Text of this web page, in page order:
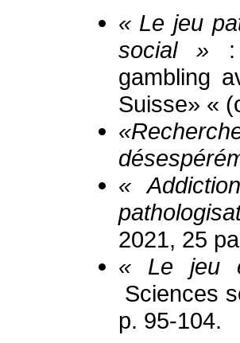
« Le jeu
social » :
gambling
Suisse» «
«
«
2021, 25
« Le jeu
Sciences
p. 95-104.